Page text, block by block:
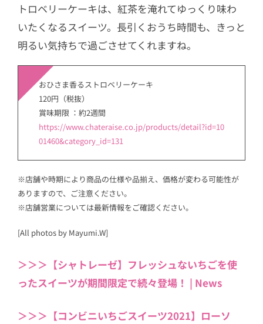
トロベリーケーキは、紅茶を淹れてゆっくり味わ
いたくなるスイーツ。長引くおうち時間も、きっと
明るい気持ちで過ごさせてくれますね。
おひさま香るストロベリーケーキ
120円（税抜）
賞味期限 ：約2週間
https://www.chateraise.co.jp/products/detail?id=10
01460&category_id=131
※店舗や時期により商品の仕様や品揃え、価格が変わる可能性が
ありますので、ご注意ください。
※店舗営業については最新情報をご確認ください。
[All photos by Mayumi.W]
＞＞＞【シャトレーゼ】フレッシュないちごを使
ったスイーツが期間限定で続々登場！ | News
＞＞＞【コンビニいちごスイーツ2021】ローソ